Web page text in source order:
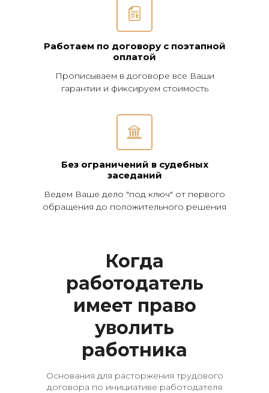
Работаем по договору с поэтапной
оплатой
Без ограничений в судебных
заседаний
Прописываем в договоре все Ваши
гарантии и фиксируем стоимость
Ведем Ваше дело "под ключ" от первого
обращения до положительного решения
Когда
работодатель
имеет право
уволить
работника
Основания для расторжения трудового
договора по инициативе работодателя